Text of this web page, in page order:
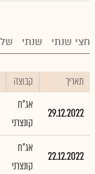
חצי שנתי שנתי
תאריך קבוצה
29.12.2022
אג"ח
קונצרני
22.12.2022
אג"ח
קונצרני